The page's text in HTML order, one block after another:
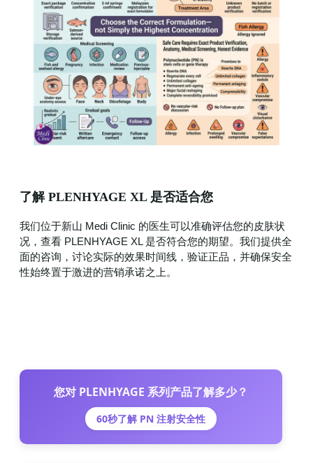
了解 PLENHYAGE XL 是否适合您
我们位于新山 Medi Clinic 的医生可以准确评估您的皮肤状
况，查看 PLENHYAGE XL 是否符合您的期望。我们提供全
面的咨询，讨论实际的效果时间线，验证正品，并确保安全
性始终置于激进的营销承诺之上。
您对 PLENHYAGE 系列产品了解多少？
60秒了解 PN 注射安全性